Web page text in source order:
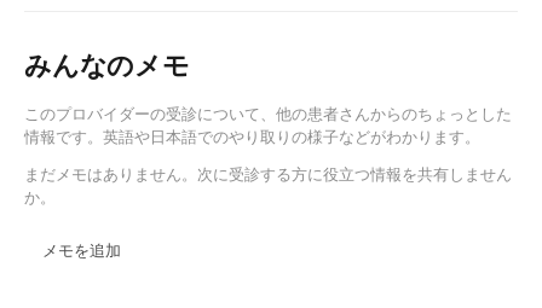
みんなのメモ
このプロバイダーの受診について、他の患者さんからのちょっとした
情報です。英語や日本語でのやり取りの様子などがわかります。
まだメモはありません。次に受診する方に役立つ情報を共有しません
か。
メモを追加